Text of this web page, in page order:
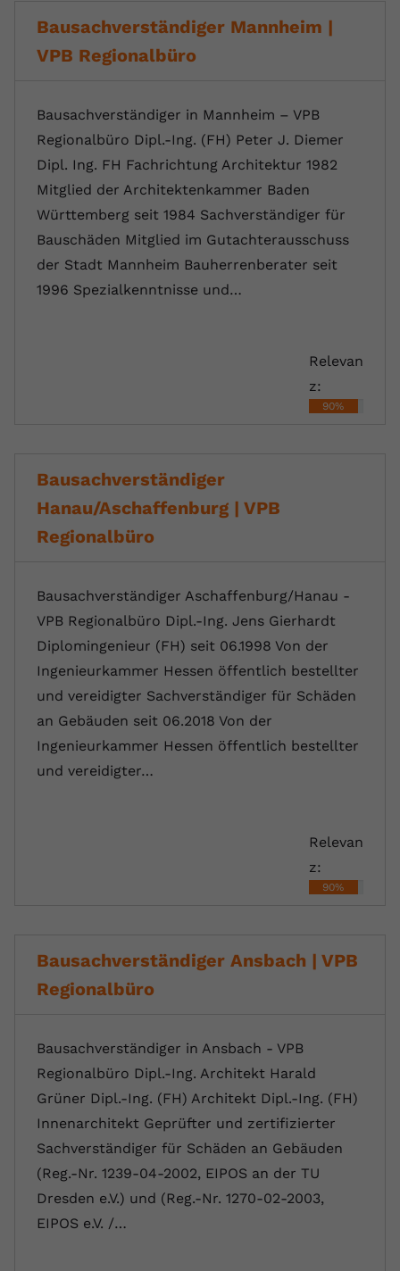
Bausachverständiger Mannheim |
VPB Regionalbüro
Bausachverständiger in Mannheim – VPB
Regionalbüro Dipl.-Ing. (FH) Peter J. Diemer
Dipl. Ing. FH Fachrichtung Architektur 1982
Mitglied der Architektenkammer Baden
Württemberg seit 1984 Sachverständiger für
Bauschäden Mitglied im Gutachterausschuss
der Stadt Mannheim Bauherrenberater seit
1996 Spezialkenntnisse und…
Relevan
z:
90%
Bausachverständiger
Hanau/Aschaffenburg | VPB
Regionalbüro
Bausachverständiger Aschaffenburg/Hanau -
VPB Regionalbüro Dipl.-Ing. Jens Gierhardt
Diplomingenieur (FH) seit 06.1998 Von der
Ingenieurkammer Hessen öffentlich bestellter
und vereidigter Sachverständiger für Schäden
an Gebäuden seit 06.2018 Von der
Ingenieurkammer Hessen öffentlich bestellter
und vereidigter…
Relevan
z:
90%
Bausachverständiger Ansbach | VPB
Regionalbüro
Bausachverständiger in Ansbach - VPB
Regionalbüro Dipl.-Ing. Architekt Harald
Grüner Dipl.-Ing. (FH) Architekt Dipl.-Ing. (FH)
Innenarchitekt Geprüfter und zertifizierter
Sachverständiger für Schäden an Gebäuden
(Reg.-Nr. 1239-04-2002, EIPOS an der TU
Dresden e.V.) und (Reg.-Nr. 1270-02-2003,
EIPOS e.V. /…